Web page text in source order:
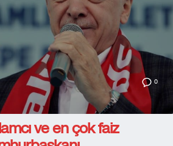
0
ve en çok faiz